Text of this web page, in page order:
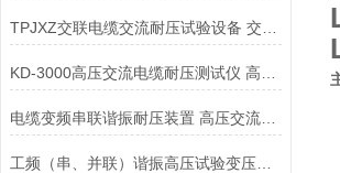
TPJXZ交联电缆交流耐压试验设备 交流电缆交流耐压测试仪
电缆变频串联谐振耐压装置 高压交流电缆耐压测试仪
工频（串、并联）谐振高压试验变压器高压交流电缆耐压测试仪